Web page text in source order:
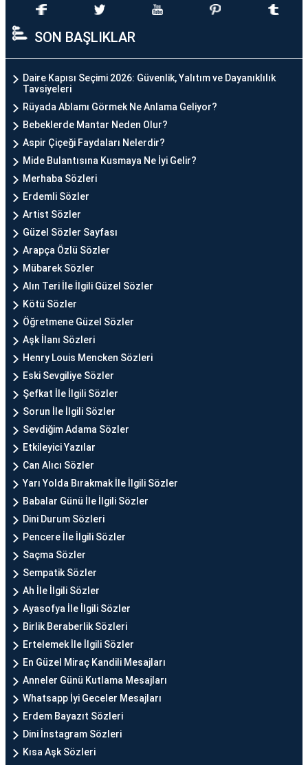
SON BAŞLIKLAR
Daire Kapısı Seçimi 2026: Güvenlik, Yalıtım ve Dayanıklılık
Tavsiyeleri
Rüyada Ablamı Görmek Ne Anlama Geliyor?
Bebeklerde Mantar Neden Olur?
Aspir Çiçeği Faydaları Nelerdir?
Mide Bulantısına Kusmaya Ne İyi Gelir?
Merhaba Sözleri
Erdemli Sözler
Artist Sözler
Güzel Sözler Sayfası
Arapça Özlü Sözler
Mübarek Sözler
Alın Teri İle İlgili Güzel Sözler
Kötü Sözler
Öğretmene Güzel Sözler
Aşk İlanı Sözleri
Henry Louis Mencken Sözleri
Eski Sevgiliye Sözler
Şefkat İle İlgili Sözler
Sorun İle İlgili Sözler
Sevdiğim Adama Sözler
Etkileyici Yazılar
Can Alıcı Sözler
Yarı Yolda Bırakmak İle İlgili Sözler
Babalar Günü İle İlgili Sözler
Dini Durum Sözleri
Pencere İle İlgili Sözler
Saçma Sözler
Sempatik Sözler
Ah İle İlgili Sözler
Ayasofya İle İlgili Sözler
Birlik Beraberlik Sözleri
Ertelemek İle İlgili Sözler
En Güzel Miraç Kandili Mesajları
Anneler Günü Kutlama Mesajları
Whatsapp İyi Geceler Mesajları
Erdem Bayazıt Sözleri
Dini İnstagram Sözleri
Kısa Aşk Sözleri